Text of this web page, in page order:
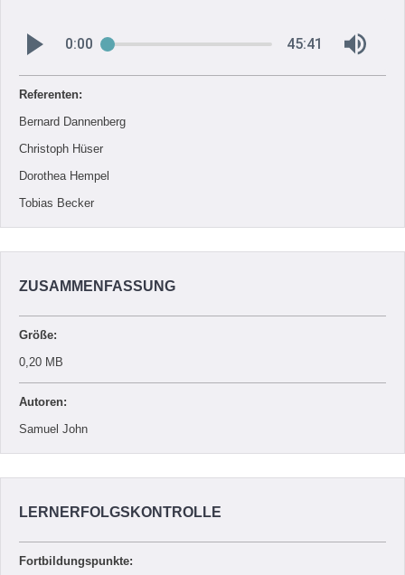
0:00 45:41
Referenten:
Bernard Dannenberg
Christoph Hüser
Dorothea Hempel
Tobias Becker
ZUSAMMENFASSUNG
Größe:
0,20 MB
Autoren:
Samuel John
LERNERFOLGSKONTROLLE
Fortbildungspunkte: